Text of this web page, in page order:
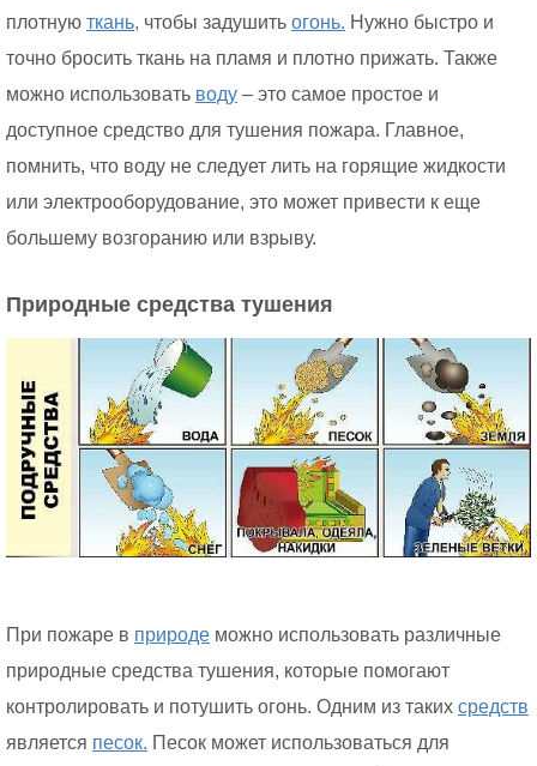
плотную ткань, чтобы задушить огонь. Нужно быстро и
точно бросить ткань на пламя и плотно прижать. Также
можно использовать воду – это самое простое и
доступное средство для тушения пожара. Главное,
помнить, что воду не следует лить на горящие жидкости
или электрооборудование, это может привести к еще
большему возгоранию или взрыву.
Природные средства тушения
При пожаре в природе можно использовать различные
природные средства тушения, которые помогают
контролировать и потушить огонь. Одним из таких средств
является песок. Песок может использоваться для